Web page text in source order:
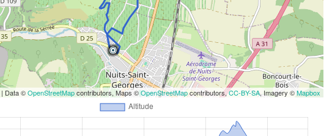
| Data ©OpenStreetMapcontributors, Maps ©OpenStreetMapcontributors,CC-BY-SA, Imagery ©Mapbox